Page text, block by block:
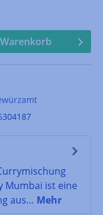
Mumbai ist eine
aus… Mehr